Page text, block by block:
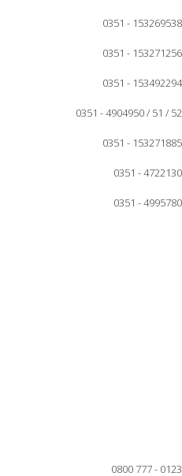
0351 - 153269538
0351 - 153271256
0351 - 153492294
0351 - 4904950 / 51 / 52
0351 - 153271885
0351 - 4722130
0351 - 4995780
0800 777 - 0123